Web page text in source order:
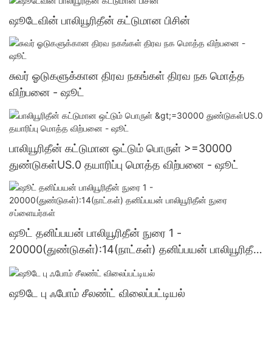
ஷூடேவின் பாலியூரிதீன் கட்டுமான பிசின்
சுவர் ஓடுகளுக்கான திரவ நகங்கள் திரவ நக மொத்த
விற்பனை - ஷூட்
பாலியூரிதீன் கட்டுமான ஒட்டும் பொருள் >=30000
துண்டுகள்US.0 தயாரிப்பு மொத்த விற்பனை - ஷூட்
ஷூட் தனிப்பயன் பாலியூரிதீன் நுரை 1 -
20000(துண்டுகள்):14(நாட்கள்) தனிப்பயன் பாலியூரிதீன்
நுரை சப்ளையர்கள்
ஷூடே பு ஃபோம் சீலண்ட் விலைப்பட்டியல்